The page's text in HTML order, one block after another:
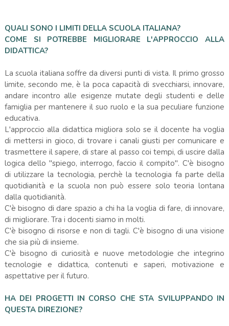
QUALI SONO I LIMITI DELLA SCUOLA ITALIANA?
COME SI POTREBBE MIGLIORARE L'APPROCCIO ALLA
DIDATTICA?
La scuola italiana soffre da diversi punti di vista. Il primo grosso
limite, secondo me, è la poca capacità di svecchiarsi, innovare,
andare incontro alle esigenze mutate degli studenti e delle
famiglia per mantenere il suo ruolo e la sua peculiare funzione
educativa.
L'approccio alla didattica migliora solo se il docente ha voglia
di mettersi in gioco, di trovare i canali giusti per comunicare e
trasmettere il sapere, di stare al passo coi tempi, di uscire dalla
logica dello "spiego, interrogo, faccio il compito". C'è bisogno
di utilizzare la tecnologia, perchè la tecnologia fa parte della
quotidianità e la scuola non può essere solo teoria lontana
dalla quotidianità.
C'è bisogno di dare spazio a chi ha la voglia di fare, di innovare,
di migliorare. Tra i docenti siamo in molti.
C'è bisogno di risorse e non di tagli. C'è bisogno di una visione
che sia più di insieme.
C'è bisogno di curiosità e nuove metodologie che integrino
tecnologie e didattica, contenuti e saperi, motivazione e
aspettative per il futuro.
HA DEI PROGETTI IN CORSO CHE STA SVILUPPANDO IN
QUESTA DIREZIONE?